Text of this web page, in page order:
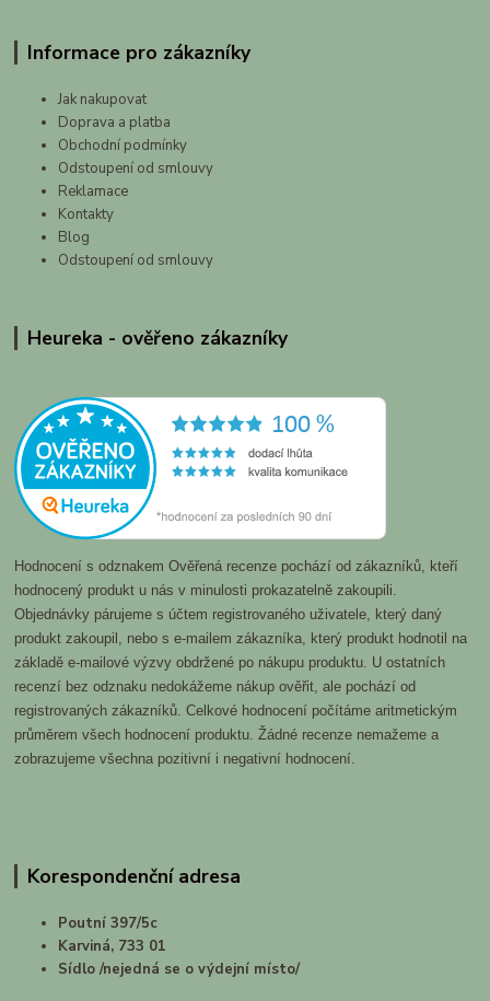
Informace pro zákazníky
Jak nakupovat
Doprava a platba
Obchodní podmínky
Odstoupení od smlouvy
Reklamace
Kontakty
Blog
Odstoupení od smlouvy
Heureka - ověřeno zákazníky
Hodnocení s odznakem Ověřená recenze pochází od zákazníků, kteří
hodnocený produkt u nás v minulosti prokazatelně zakoupili.
Objednávky párujeme s účtem registrovaného uživatele, který daný
produkt zakoupil, nebo s e-mailem zákazníka, který produkt hodnotil na
základě e-mailové výzvy obdržené po nákupu produktu. U ostatních
recenzí bez odznaku nedokážeme nákup ověřit, ale pochází od
registrovaných zákazníků. Celkové hodnocení počítáme aritmetickým
průměrem všech hodnocení produktu. Žádné recenze nemažeme a
zobrazujeme všechna pozitivní i negativní hodnocení.
Korespondenční adresa
Poutní 397/5c
Karviná, 733 01
Sídlo /nejedná se o výdejní místo/